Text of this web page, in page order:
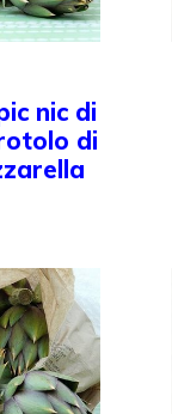
nic di
di